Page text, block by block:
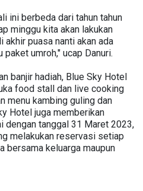
ini berbeda dari tahun tahun
minggu kita akan lakukan
puasa nanti akan ada
umroh," ucap Danuri.
banjir hadiah, Blue Sky Hotel
food stall dan live cooking
menu kambing guling dan
Hotel juga memberikan
dengan tanggal 31 Maret 2023,
melakukan reservasi setiap
bersama keluarga maupun